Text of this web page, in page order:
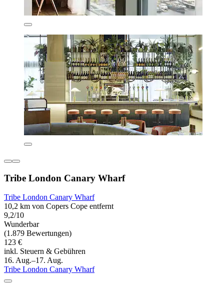
Tribe London Canary Wharf
Tribe London Canary Wharf
10,2 km von Copers Cope entfernt
9,2/10
Wunderbar
(1.879 Bewertungen)
123 €
inkl. Steuern & Gebühren
16. Aug.–17. Aug.
Tribe London Canary Wharf